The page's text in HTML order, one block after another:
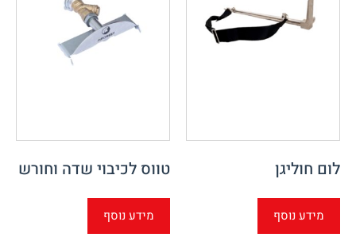
לום חוליגן
מידע נוסף
טווס לכיבוי שדה וחורש
מידע נוסף